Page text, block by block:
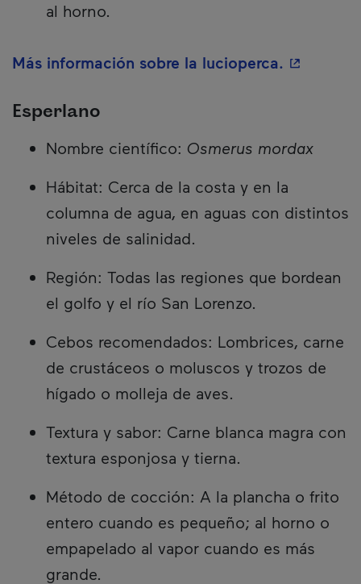
al horno.
Más información sobre la lucioperca. - Este
Esperlano
Nombre científico: Osmerus mordax
Hábitat: Cerca de la costa y en la
columna de agua, en aguas con distintos
niveles de salinidad.
Región: Todas las regiones que bordean
el golfo y el río San Lorenzo.
Cebos recomendados: Lombrices, carne
de crustáceos o moluscos y trozos de
hígado o molleja de aves.
Textura y sabor: Carne blanca magra con
textura esponjosa y tierna.
Método de cocción: A la plancha o frito
entero cuando es pequeño; al horno o
empapelado al vapor cuando es más
grande.